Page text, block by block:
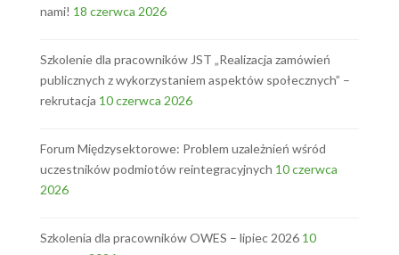
nami! 18 czerwca 2026
Szkolenie dla pracowników JST „Realizacja zamówień
publicznych z wykorzystaniem aspektów społecznych” –
rekrutacja 10 czerwca 2026
Forum Międzysektorowe: Problem uzależnień wśród
uczestników podmiotów reintegracyjnych 10 czerwca
2026
Szkolenia dla pracowników OWES – lipiec 2026 10